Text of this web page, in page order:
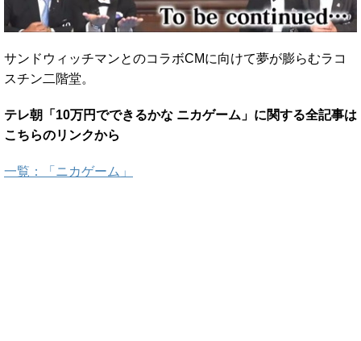
サンドウィッチマンとのコラボCMに向けて夢が膨らむラコ
スチン二階堂。
テレ朝「10万円でできるかな ニカゲーム」に関する全記事は
こちらのリンクから
一覧：「ニカゲーム」